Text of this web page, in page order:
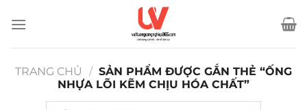
qua
TRANG CHỦ
/ SẢN PHẨM ĐƯỢC GẮN THẺ “ỐNG
NHỰA LÕI KẼM CHỊU HÓA CHẤT”